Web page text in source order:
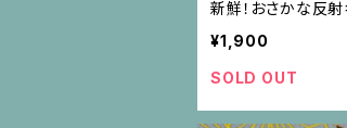
新鮮！おさかな反射
¥1,900
SOLD OUT